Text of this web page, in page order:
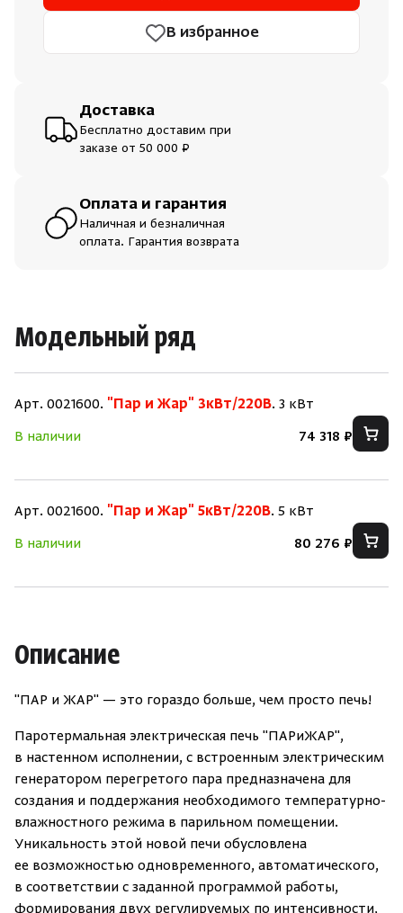
В избранное
Доставка
Бесплатно доставим при
заказе от 50 000 ₽
Оплата и гарантия
Наличная и безналичная
оплата. Гарантия возврата
Модельный ряд
Арт. 0021600. "Пар и Жар" 3кВт/220В. 3 кВт
В наличии
74 318 ₽
Арт. 0021600. "Пар и Жар" 5кВт/220В. 5 кВт
В наличии
80 276 ₽
Описание
"ПАР и ЖАР" — это гораздо больше, чем просто печь!
Паротермальная электрическая печь "ПАРиЖАР",
в настенном исполнении, с встроенным электрическим
генератором перегретого пара предназначена для
создания и поддержания необходимого температурно-
влажностного режима в парильном помещении.
Уникальность этой новой печи обусловлена
ее возможностью одновременного, автоматического,
в соответствии с заданной программой работы,
формирования двух регулируемых по интенсивности,
Нет аккаунта?Зарегистрироваться
Уже есть аккаунт?Войти